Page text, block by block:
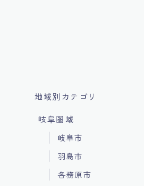
地域別カテゴリ
岐阜圏域
岐阜市
羽島市
各務原市